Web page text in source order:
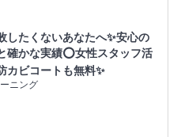
したくないあなたへ✨安心の
確かな実績⭕女性スタッフ活
カビコートも無料✨
ニング